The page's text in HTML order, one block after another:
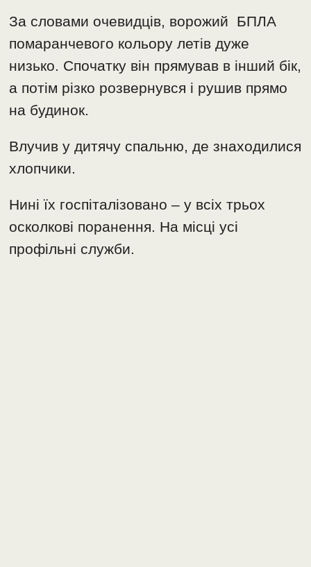
За словами очевидців, ворожий БПЛА
помаранчевого кольору летів дуже
низько. Спочатку він прямував в інший бік,
а потім різко розвернувся і рушив прямо
на будинок.
Влучив у дитячу спальню, де знаходилися
хлопчики.
Нині їх госпіталізовано – у всіх трьох
осколкові поранення. На місці усі
профільні служби.